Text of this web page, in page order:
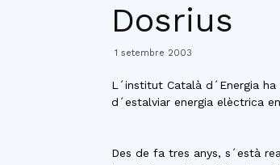
Dosrius
1 setembre 2003
L´institut Català d´Energia
d´estalviar energia elèctrica
Des de fa tres anys, s´està